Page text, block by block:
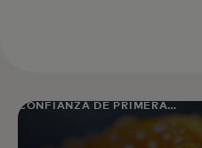
CONFIANZA DE PRIMERA
PARTE